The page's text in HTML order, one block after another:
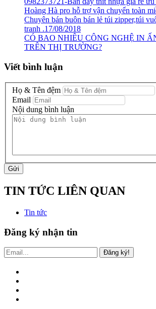
Hoàng Hà pro hỗ trợ vận chuyển toàn
Chuyên bán buôn bán lẻ túi zipper,túi
tranh .17/08/2018
CÓ BAO NHIÊU CÔNG NGHỆ IN
TRÊN THỊ TRƯỜNG?
Viết bình luận
Họ & Tên đệm
Email
Nội dung bình luận
Gửi
TIN TỨC LIÊN QUAN
Tin tức
Đăng ký nhận tin
Đăng ký!